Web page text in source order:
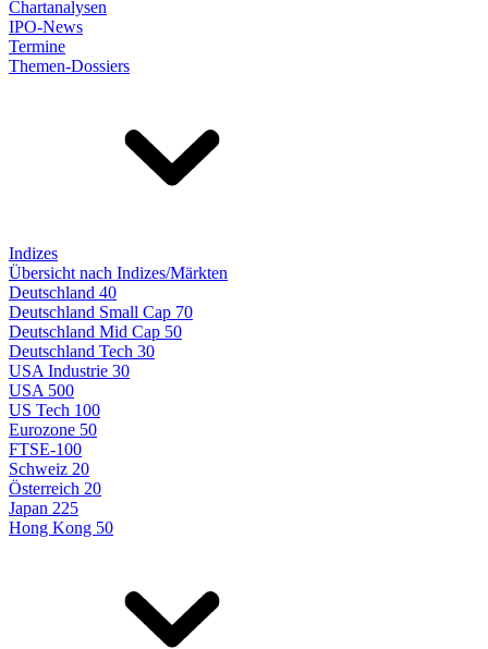
Chartanalysen
IPO-News
Termine
Themen-Dossiers
Indizes
Übersicht nach Indizes/Märkten
Deutschland 40
Deutschland Small Cap 70
Deutschland Mid Cap 50
Deutschland Tech 30
USA Industrie 30
USA 500
US Tech 100
Eurozone 50
FTSE-100
Schweiz 20
Österreich 20
Japan 225
Hong Kong 50